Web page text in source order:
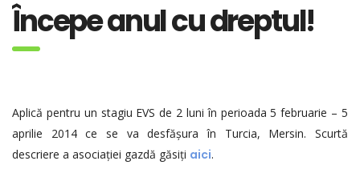
Începe anul cu dreptul!
Aplică pentru un stagiu EVS de 2 luni în perioada 5 februarie – 5
aprilie 2014 ce se va desfășura în Turcia, Mersin. Scurtă
descriere a asociației gazdă găsiți aici.